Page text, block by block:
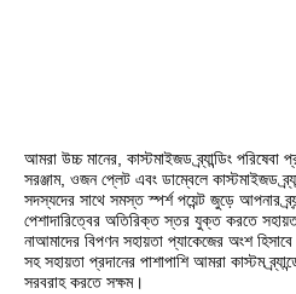
আমরা উচ্চ মানের, কাস্টমাইজড ব্র্যান্ডিং
সরঞ্জাম, ওজন প্লেট এবং ডাম্বেলে কাস্টমাইজড
সদস্যদের সাথে সমস্ত স্পর্শ পয়েন্ট জুড়ে আপনার
পেশাদারিত্বের অতিরিক্ত স্তর যুক্ত করতে
নাআমাদের বিপণন সহায়তা প্যাকেজের অংশ হিসাবে
সহ সহায়তা প্রদানের পাশাপাশি আমরা কাস্টম
সরবরাহ করতে সক্ষম।